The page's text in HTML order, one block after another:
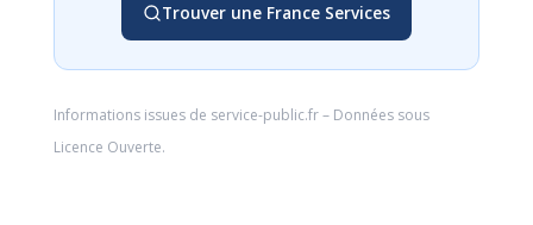
Trouver une France Services
Informations issues de service-public.fr– Données sous
Licence Ouverte.